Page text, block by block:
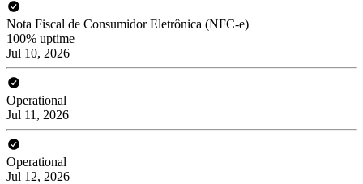
Nota Fiscal de Consumidor Eletrônica (NFC-e)
100% uptime
Jul 10, 2026
Operational
Jul 11, 2026
Operational
Jul 12, 2026